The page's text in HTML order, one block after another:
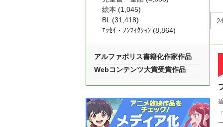
絵本 (1,045)
BL (31,418)
ｴｯｾｲ・ﾉﾝﾌｨｸｼｮﾝ (8,864)
アルファポリス書籍化作家作品
Webコンテンツ大賞受賞作品